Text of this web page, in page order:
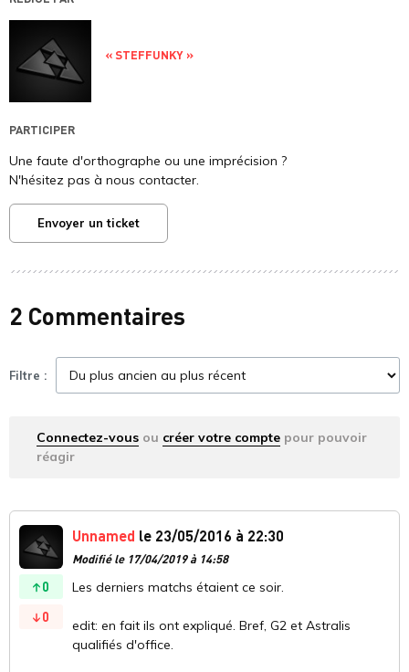
« STEFFUNKY »
PARTICIPER
Une faute d'orthographe ou une imprécision ?
N'hésitez pas à nous contacter.
Envoyer un ticket
2 Commentaires
Filtre :
Connectez-vous ou créer votre compte pour pouvoir
réagir
0
0
Unnamed le 23/05/2016 à 22:30
Modifié le 17/04/2019 à 14:58
Les derniers matchs étaient ce soir.
edit: en fait ils ont expliqué. Bref, G2 et Astralis
qualifiés d'office.